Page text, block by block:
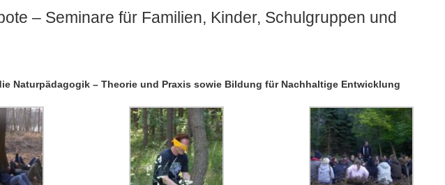
– Seminare für Familien, Kinder, Schulgruppen und
Naturpädagogik – Theorie und Praxis sowie Bildung für Nachhaltige Entwicklung